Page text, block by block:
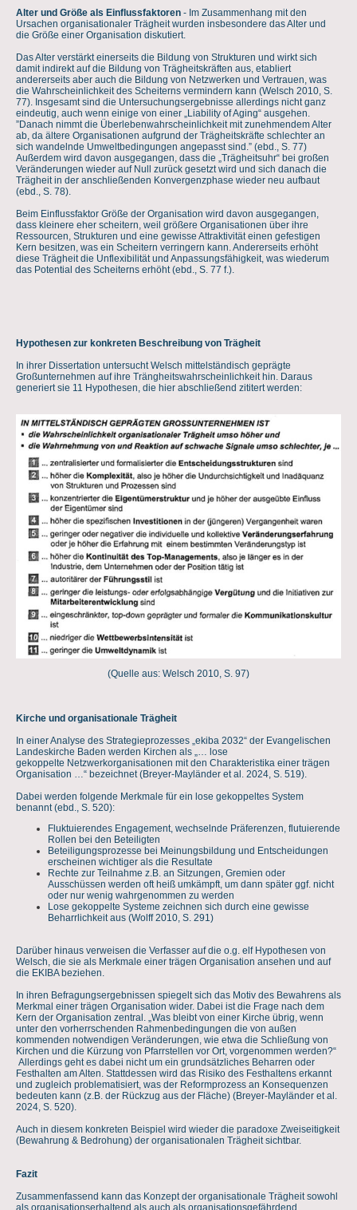
Alter und Größe als Einflussfaktoren - Im Zusammenhang mit den
Ursachen organisationaler Trägheit wurden insbesondere das Alter und
die Größe einer Organisation diskutiert.
Das Alter verstärkt einerseits die Bildung von Strukturen und wirkt sich
damit indirekt auf die Bildung von Trägheitskräften aus, etabliert
andererseits aber auch die Bildung von Netzwerken und Vertrauen, was
die Wahrscheinlichkeit des Scheiterns vermindern kann (Welsch 2010, S.
77). Insgesamt sind die Untersuchungsergebnisse allerdings nicht ganz
eindeutig, auch wenn einige von einer „Liability of Aging“ ausgehen.
”Danach nimmt die Überlebenwahrscheinlichkeit mit zunehmendem Alter
ab, da ältere Organisationen aufgrund der Trägheitskräfte schlechter an
sich wandelnde Umweltbedingungen angepasst sind.” (ebd., S. 77)
Außerdem wird davon ausgegangen, dass die „Trägheitsuhr“ bei großen
Veränderungen wieder auf Null zurück gesetzt wird und sich danach die
Trägheit in der anschließenden Konvergenzphase wieder neu aufbaut
(ebd., S. 78).
Beim Einflussfaktor Größe der Organisation wird davon ausgegangen,
dass kleinere eher scheitern, weil größere Organisationen über ihre
Ressourcen, Strukturen und eine gewisse Attraktivität einen gefestigen
Kern besitzen, was ein Scheitern verringern kann. Andererseits erhöht
diese Trägheit die Unflexibilität und Anpassungsfähigkeit, was wiederum
das Potential des Scheiterns erhöht (ebd., S. 77 f.).
Hypothesen zur konkreten Beschreibung von Trägheit
In ihrer Dissertation untersucht Welsch mittelständisch geprägte
Großunternehmen auf ihre Trängheitswahrscheinlichkeit hin. Daraus
generiert sie 11 Hypothesen, die hier abschließend zititert werden:
(Quelle aus: Welsch 2010, S. 97)
Kirche und organisationale Trägheit
In einer Analyse des Strategieprozesses „ekiba 2032“ der Evangelischen
Landeskirche Baden werden Kirchen als „… lose
gekoppelte Netzwerkorganisationen mit den Charakteristika einer trägen
Organisation …“ bezeichnet (Breyer-Mayländer et al. 2024, S. 519).
Dabei werden folgende Merkmale für ein lose gekoppeltes System
benannt (ebd., S. 520):
Fluktuierendes Engagement, wechselnde Präferenzen, flutuierende
Rollen bei den Beteiligten
Beteiligungsprozesse bei Meinungsbildung und Entscheidungen
erscheinen wichtiger als die Resultate
Rechte zur Teilnahme z.B. an Sitzungen, Gremien oder
Ausschüssen werden oft heiß umkämpft, um dann später ggf. nicht
oder nur wenig wahrgenommen zu werden
Lose gekoppelte Systeme zeichnen sich durch eine gewisse
Beharrlichkeit aus (Wolff 2010, S. 291)
Darüber hinaus verweisen die Verfasser auf die o.g. elf Hypothesen von
Welsch, die sie als Merkmale einer trägen Organisation ansehen und auf
die EKIBA beziehen.
In ihren Befragungsergebnissen spiegelt sich das Motiv des Bewahrens als
Merkmal einer trägen Organisation wider. Dabei ist die Frage nach dem
Kern der Organisation zentral. „Was bleibt von einer Kirche übrig, wenn
unter den vorherrschenden Rahmenbedingungen die von außen
kommenden notwendigen Veränderungen, wie etwa die Schließung von
Kirchen und die Kürzung von Pfarrstellen vor Ort, vorgenommen werden?“
Allerdings geht es dabei nicht um ein grundsätzliches Beharren oder
Festhalten am Alten. Stattdessen wird das Risiko des Festhaltens erkannt
und zugleich problematisiert, was der Reformprozess an Konsequenzen
bedeuten kann (z.B. der Rückzug aus der Fläche) (Breyer-Mayländer et al.
2024, S. 520).
Auch in diesem konkreten Beispiel wird wieder die paradoxe Zweiseitigkeit
(Bewahrung & Bedrohung) der organisationalen Trägheit sichtbar.
Fazit
Zusammenfassend kann das Konzept der organisationale Trägheit sowohl
als organisationserhaltend als auch als organisationsgefährdend